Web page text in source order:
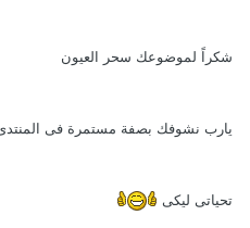
شكراً لموضوعك سحر العيون
يارب نشوفك بصفة مستمرة فى المنتدى
تحياتى ليكى